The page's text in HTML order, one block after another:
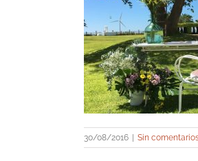
30/08/2016 Sin